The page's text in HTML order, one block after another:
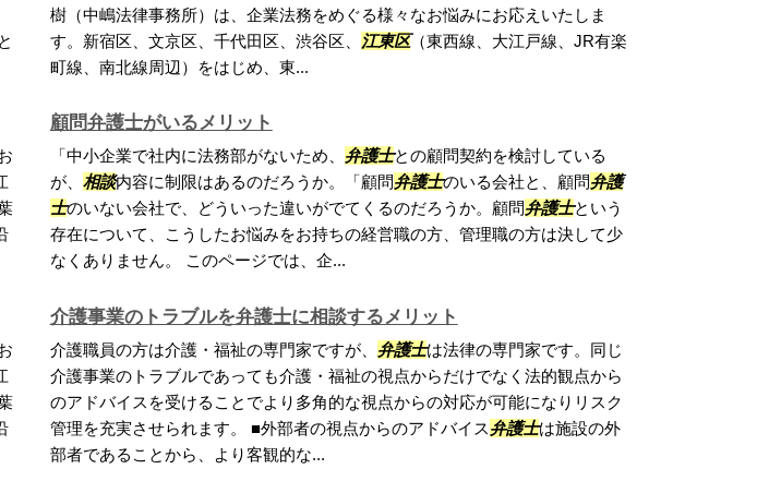
樹（中嶋法律事務所）は、企業法務をめぐる様々なお悩みにお応えいたしま
す。新宿区、文京区、千代田区、渋谷区、
江東区（東西線、大江戸線、JR有楽
町線、南北線周辺）をはじめ、東...
顧問弁護士がいるメリット
「中小企業で社内に法務部がないため、 弁護士との顧問契約を検討している
が、 相談内容に制限はあるのだろうか。「顧問弁護士のいる会社と、顧問弁護
士のいない会社で、どういった違いがでてくるのだろうか。顧問弁護士という
存在について、こうしたお悩みをお持ちの経営職の方、管理職の方は決して少
なくありません。 このページでは、企...
介護事業のトラブルを弁護士に相談するメリット
介護職員の方は介護・福祉の専門家ですが、 弁護士は法律の専門家です。同じ
介護事業のトラブルであっても介護・福祉の視点からだけでなく法的観点から
のアドバイスを受けることでより多角的な視点からの対応が可能になりリスク
管理を充実させられます。 ■外部者の視点からのアドバイス弁護士は施設の外
部者であることから、より客観的な...